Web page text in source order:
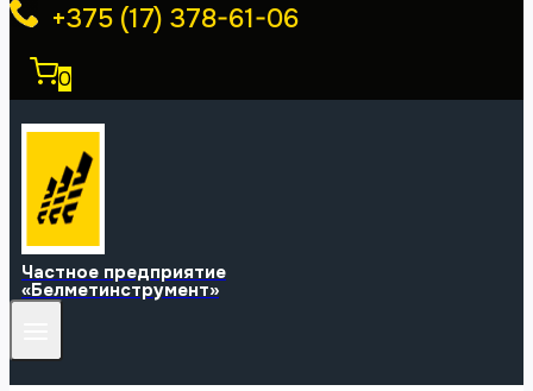
+375 (17) 378-61-06
0
Частное предприятие
«Белметинструмент»